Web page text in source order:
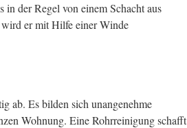
der Regel von einem Schacht aus
wird er mit Hilfe einer Winde
ab. Es bilden sich unangenehme
Wohnung. Eine Rohrreinigung schafft